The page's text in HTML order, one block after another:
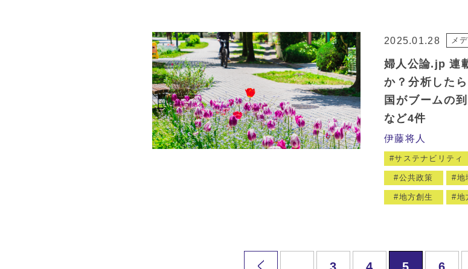
2025.01.28 メ
婦人公論.jp 連
か？分析した
国がブームの
など4件
伊藤将人
サステナビリティ
公共政策 地
地方創生 地